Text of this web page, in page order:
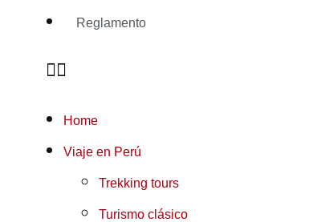
Reglamento
Home
Viaje en Perú
Trekking tours
Turismo clásico